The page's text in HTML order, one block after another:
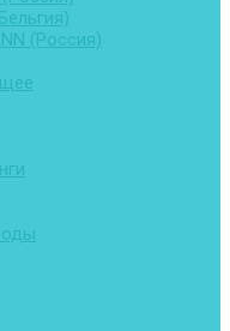
(Россия)